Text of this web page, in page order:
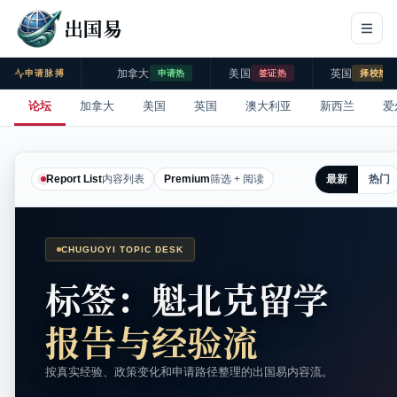
出国易
申请脉搏 加拿大 申请热 美国 签证热 英国 择校热
论坛 加拿大 美国 英国 澳大利亚 新西兰 爱
Report List内容列表 Premium筛选 + 阅读 最新 热门
CHUGUOYI TOPIC DESK
标签：魁北克留学
报告与经验流
按真实经验、政策变化和申请路径整理的出国易内容流。